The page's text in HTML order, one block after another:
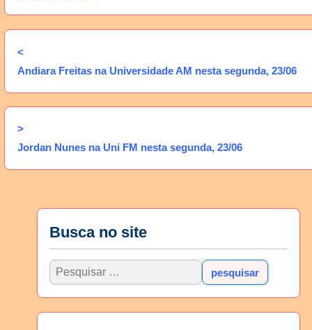
<
Andiara Freitas na Universidade AM nesta segunda, 23/06
>
Jordan Nunes na Uni FM nesta segunda, 23/06
Busca no site